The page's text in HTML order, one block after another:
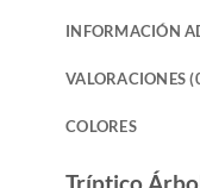
INFORMACIÓN
VALORACIONES
COLORES
Tríptico